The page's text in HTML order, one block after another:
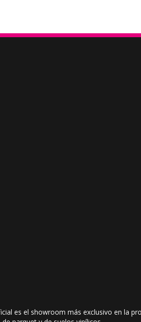
es el showroom más exclusivo en la